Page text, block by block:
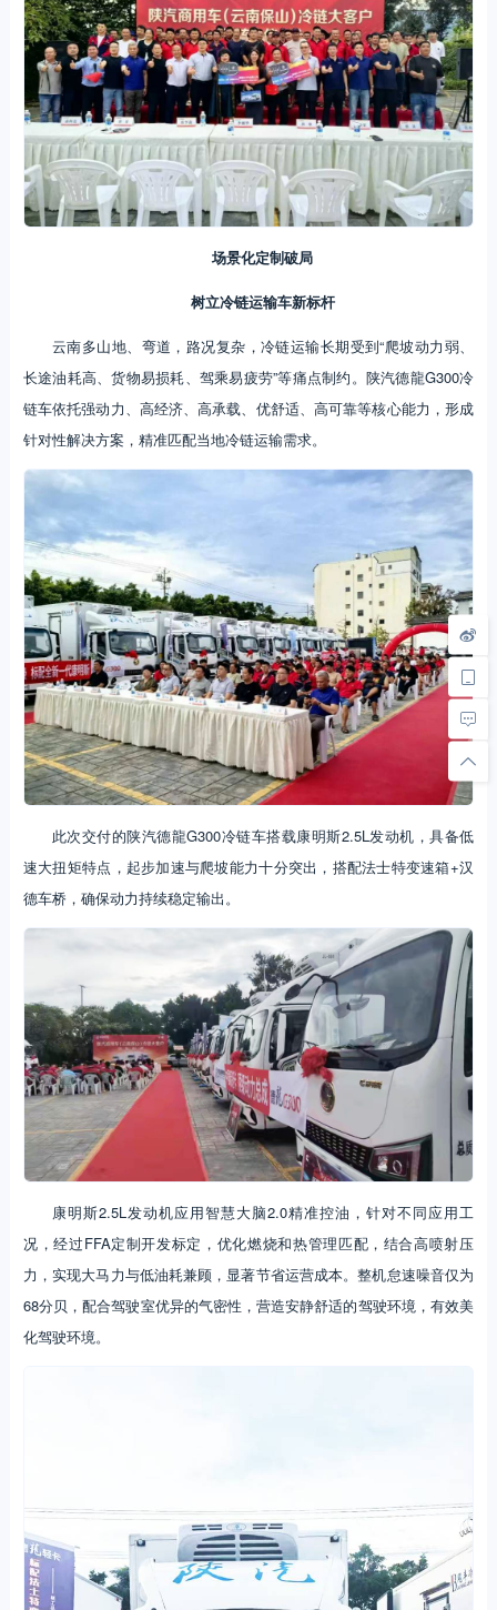
场景化定制破局
树立冷链运输车新标杆
云南多山地、弯道，路况复杂，冷链运输长期受到“爬坡动力弱、
长途油耗高、货物易损耗、驾乘易疲劳”等痛点制约。陕汽德龍G300冷
链车依托强动力、高经济、高承载、优舒适、高可靠等核心能力，形成
针对性解决方案，精准匹配当地冷链运输需求。
此次交付的陕汽德龍G300冷链车搭载康明斯2.5L发动机，具备低
速大扭矩特点，起步加速与爬坡能力十分突出，搭配法士特变速箱+汉
德车桥，确保动力持续稳定输出。
康明斯2.5L发动机应用智慧大脑2.0精准控油，针对不同应用工
况，经过FFA定制开发标定，优化燃烧和热管理匹配，结合高喷射压
力，实现大马力与低油耗兼顾，显著节省运营成本。整机怠速噪音仅为
68分贝，配合驾驶室优异的气密性，营造安静舒适的驾驶环境，有效美
化驾驶环境。